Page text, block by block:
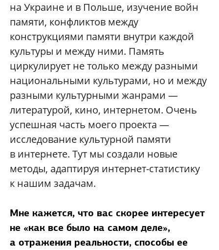
на Украине и в Польше, изучение войн
памяти, конфликтов между
конструкциями памяти внутри каждой
культуры и между ними. Память
циркулирует не только между разными
национальными культурами, но и между
разными культурными жанрами —
литературой, кино, интернетом. Очень
успешная часть моего проекта —
исследование культурной памяти
в интернете. Тут мы создали новые
методы, адаптируя интернет-статистику
к нашим задачам.
Мне кажется, что вас скорее интересует
не «как все было на самом деле»,
а отражения реальности, способы ее